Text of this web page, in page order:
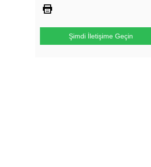
Şimdi İletişime Geçin